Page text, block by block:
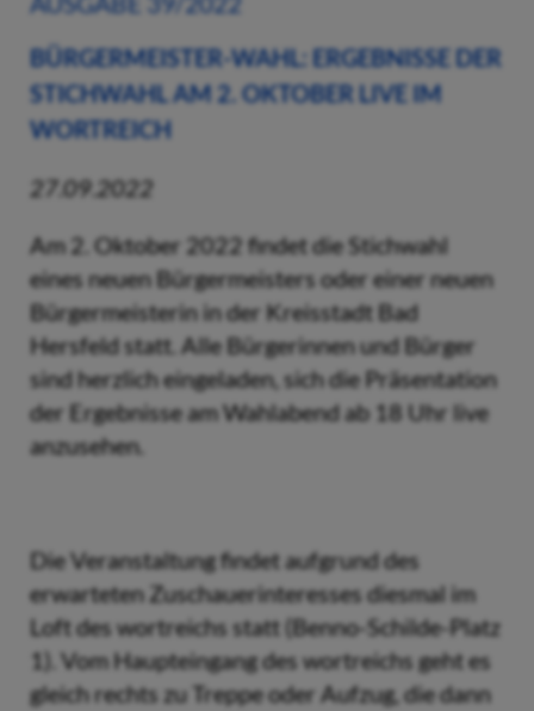
BÜRGERMEISTER-WAHL: ERGEBNISSE DER
STICHWAHL AM 2. OKTOBER LIVE IM
WORTREICH
27.09.2022
Am 2. Oktober 2022 findet die Stichwahl
eines neuen Bürgermeisters oder einer neuen
Bürgermeisterin in der Kreisstadt Bad
Hersfeld statt. Alle Bürgerinnen und Bürger
sind herzlich eingeladen, sich die Präsentation
der Ergebnisse am Wahlabend ab 18 Uhr live
anzusehen.
Die Veranstaltung findet aufgrund des
erwarteten Zuschauerinteresses diesmal im
Loft des wortreichs statt (Benno-Schilde-Platz
1). Vom Haupteingang des wortreichs geht es
gleich rechts zu Treppe oder Aufzug, die dann